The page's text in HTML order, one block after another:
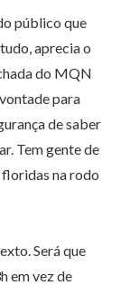
público que
aprecia o
do MQN
para
de saber
Tem gente de
na rodo
Será que
em vez de